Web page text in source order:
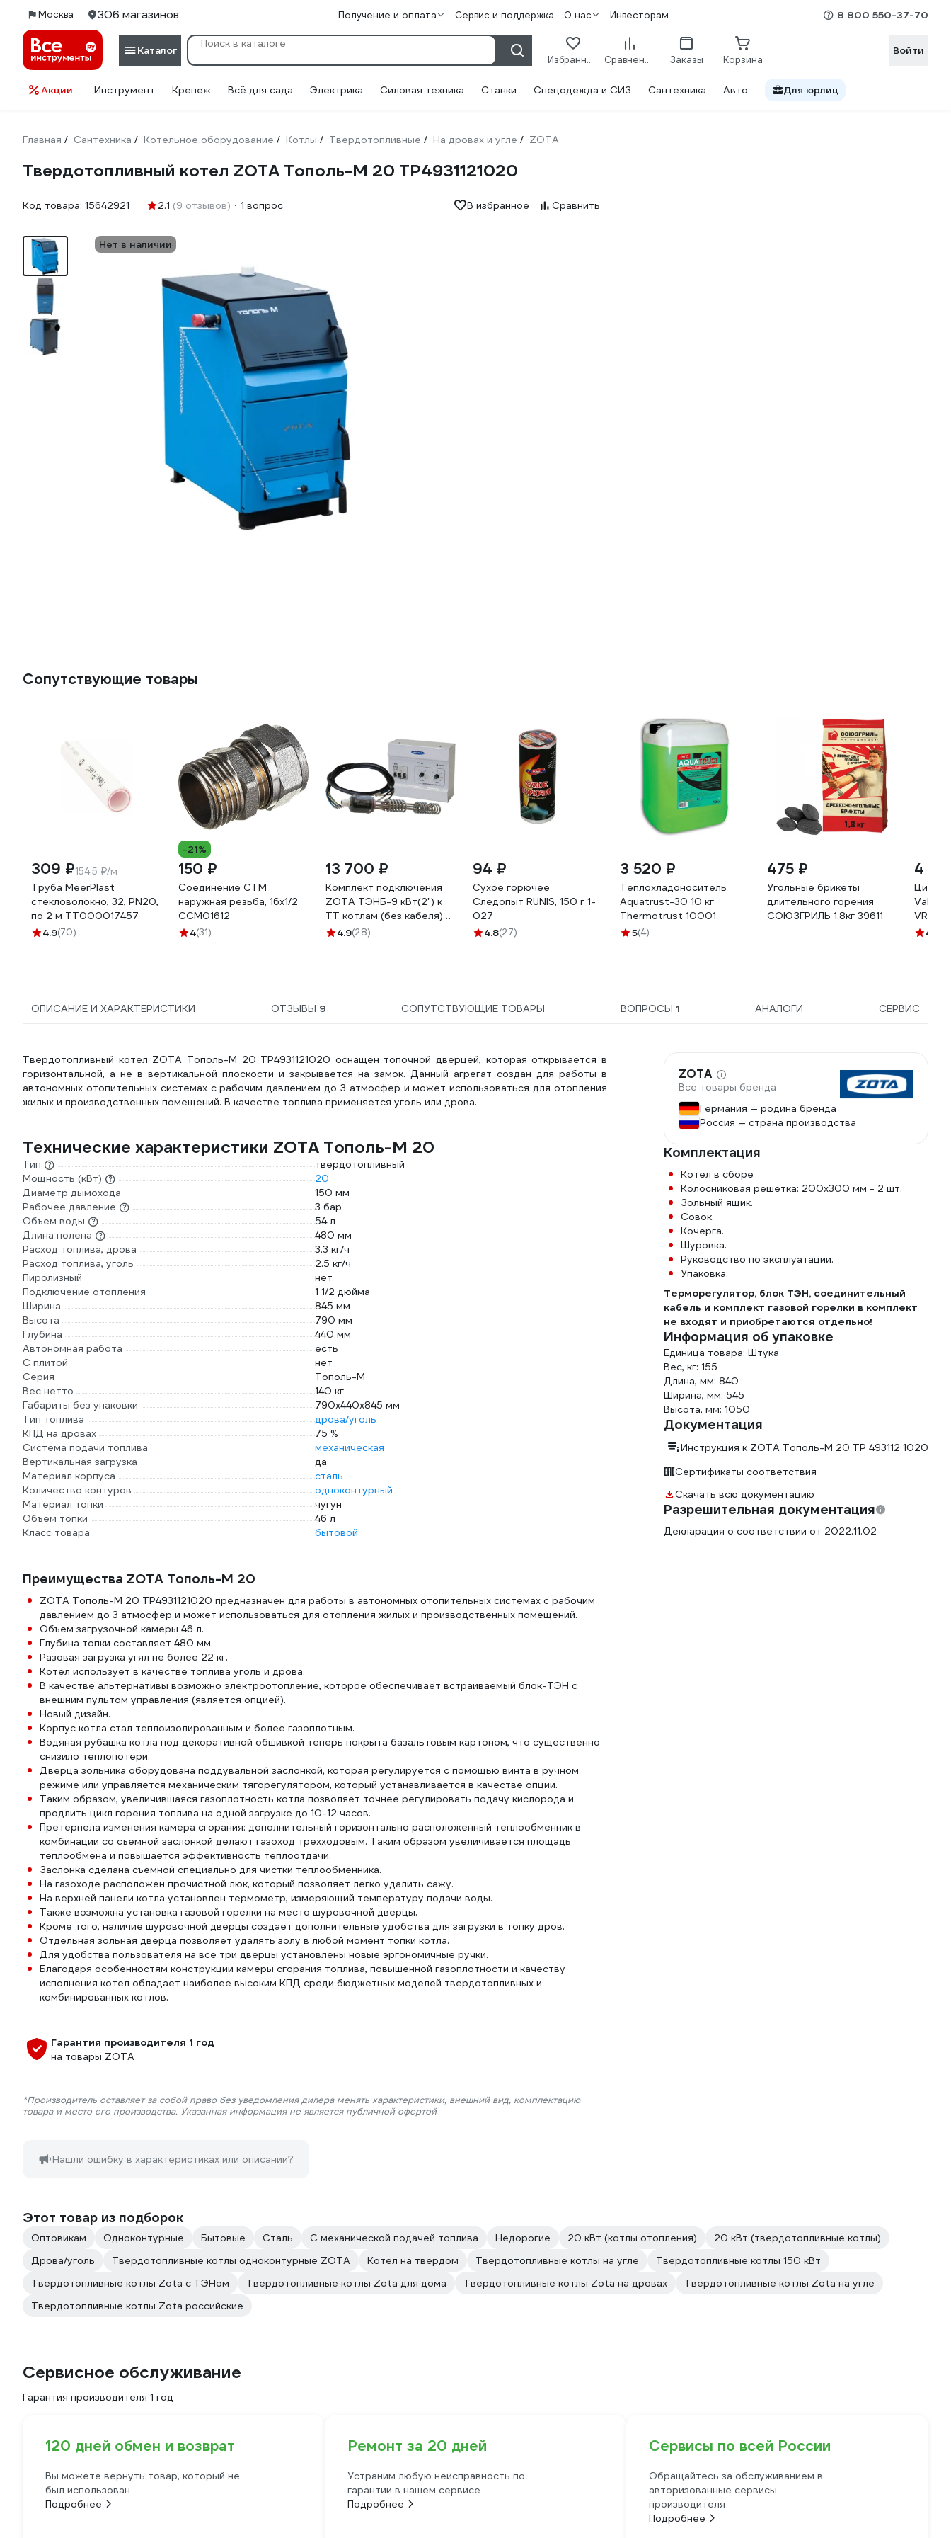
Москва 306 магазинов Получение и оплата Сервис и поддержка О нас Инвесторам 8 800 550-37-70
Каталог
Избранное Сравнение Заказы Корзина
Войти
Акции Инструмент Крепеж Всё для сада Электрика Силовая техника Станки Спецодежда и СИЗ Сантехника Авто Для юрлиц
Главная / Сантехника / Котельное оборудование / Котлы / Твердотопливные / На дровах и угле / ZOTA
Твердотопливный котел ZOTA Тополь-М 20 TP4931121020
Код товара: 15642921 2.1 (9 отзывов) 1 вопрос В избранное Сравнить
Нет в наличии
Сопутствующие товары
309 ₽154.5 ₽/м
Труба MeerPlast
стекловолокно, 32, PN20,
по 2 м ТТ000017457
4.9(70)
-21%
150 ₽
Соединение СТМ
наружная резьба, 16х1/2
CCM01612
4(31)
13 700 ₽
Комплект подключения
ZOTA ТЭНБ-9 кВт(2") к
ТТ котлам (без кабеля)
KT3443321009
4.9(28)
94 ₽
Сухое горючее
Следопыт RUNIS, 150 г 1-
027
4.8(27)
3 520 ₽
Теплохладоноситель
Aquatrust-30 10 кг
Thermotrust 10001
5(4)
475 ₽
Угольные брикеты
длительного горения
СОЮЗГРИЛЬ 1.8кг 39611
4
Valtec
4.3
ОПИСАНИЕ И ХАРАКТЕРИСТИКИ ОТЗЫВЫ 9 СОПУТСТВУЮЩИЕ ТОВАРЫ ВОПРОСЫ 1 АНАЛОГИ СЕРВИС
Твердотопливный котел ZOTA Тополь-М 20 TP4931121020 оснащен топочной дверцей, которая открывается в
горизонтальной, а не в вертикальной плоскости и закрывается на замок. Данный агрегат создан для работы в
автономных отопительных системах с рабочим давлением до 3 атмосфер и может использоваться для отопления
жилых и производственных помещений. В качестве топлива применяется уголь или дрова.
Технические характеристики ZOTA Тополь-М 20
Тип
твердотопливный
Мощность (кВт)
20
Диаметр дымохода
150 мм
Рабочее давление
3 бар
Объем воды
54 л
Длина полена
480 мм
Расход топлива, дрова
3.3 кг/ч
Расход топлива, уголь
2.5 кг/ч
Пиролизный
нет
Подключение отопления
1 1/2 дюйма
Ширина
845 мм
Высота
790 мм
Глубина
440 мм
Автономная работа
есть
С плитой
нет
Серия
Тополь-М
Вес нетто
140 кг
Габариты без упаковки
790х440х845 мм
Тип топлива
дрова/уголь
КПД на дровах
75 %
Система подачи топлива
механическая
Вертикальная загрузка
да
Материал корпуса
сталь
Количество контуров
одноконтурный
Материал топки
чугун
Объём топки
46 л
Класс товара
бытовой
Преимущества ZOTA Тополь-М 20
ZOTA Тополь-М 20 TP4931121020 предназначен для работы в автономных отопительных системах с рабочим
давлением до 3 атмосфер и может использоваться для отопления жилых и производственных помещений.
Объем загрузочной камеры 46 л.
Глубина топки составляет 480 мм.
Разовая загрузка угял не более 22 кг.
Котел использует в качестве топлива уголь и дрова.
В качестве альтернативы возможно электроотопление, которое обеспечивает встраиваемый блок-ТЭН с
внешним пультом управления (является опцией).
Новый дизайн.
Корпус котла стал теплоизолированным и более газоплотным.
Водяная рубашка котла под декоративной обшивкой теперь покрыта базальтовым картоном, что существенно
снизило теплопотери.
Дверца зольника оборудована поддувальной заслонкой, которая регулируется с помощью винта в ручном
режиме или управляется механическим тягорегулятором, который устанавливается в качестве опции.
Таким образом, увеличившаяся газоплотность котла позволяет точнее регулировать подачу кислорода и
продлить цикл горения топлива на одной загрузке до 10-12 часов.
Претерпела изменения камера сгорания: дополнительный горизонтально расположенный теплообменник в
комбинации со съемной заслонкой делают газоход трехходовым. Таким образом увеличивается площадь
теплообмена и повышается эффективность теплоотдачи.
Заслонка сделана съемной специально для чистки теплообменника.
На газоходе расположен прочистной люк, который позволяет легко удалить сажу.
На верхней панели котла установлен термометр, измеряющий температуру подачи воды.
Также возможна установка газовой горелки на место шуровочной дверцы.
Кроме того, наличие шуровочной дверцы создает дополнительные удобства для загрузки в топку дров.
Отдельная зольная дверца позволяет удалять золу в любой момент топки котла.
Для удобства пользователя на все три дверцы установлены новые эргономичные ручки.
Благодаря особенностям конструкции камеры сгорания топлива, повышенной газоплотности и качеству
исполнения котел обладает наиболее высоким КПД среди бюджетных моделей твердотопливных и
комбинированных котлов.
Гарантия производителя 1 год
на товары ZOTA
*Производитель оставляет за собой право без уведомления дилера менять характеристики, внешний вид, комплектацию
товара и место его производства. Указанная информация не является публичной офертой
Нашли ошибку в характеристиках или описании?
ZOTA
Все товары бренда
Германия — родина бренда
Россия — страна производства
Комплектация
Котел в сборе
Колосниковая решетка: 200х300 мм - 2 шт.
Зольный ящик.
Совок.
Кочерга.
Шуровка.
Руководство по эксплуатации.
Упаковка.
Терморегулятор, блок ТЭН, соединительный
кабель и комплект газовой горелки в комплект
не входят и приобретаются отдельно!
Информация об упаковке
Единица товара: Штука
Вес, кг: 155
Длина, мм: 840
Ширина, мм: 545
Высота, мм: 1050
Документация
Инструкция к ZOTA Тополь-М 20 TP 493112 1020
Сертификаты соответствия
Скачать всю документацию
Разрешительная документация
Декларация о соответствии от 2022.11.02
Этот товар из подборок
Оптовикам Одноконтурные Бытовые Сталь С механической подачей топлива Недорогие 20 кВт (котлы отопления)
20 кВт (твердотопливные котлы)
Дрова/уголь
Твердотопливные котлы одноконтурные ZOTA Котел на твердом Твердотопливные котлы на угле
Твердотопливные котлы 150 кВт
Твердотопливные котлы Zota с ТЭНом
Твердотопливные котлы Zota для дома Твердотопливные котлы Zota на дровах
Твердотопливные котлы Zota на угле
Твердотопливные котлы Zota российские
Сервисное обслуживание
Гарантия производителя 1 год
120 дней обмен и возврат
Вы можете вернуть товар, который не
был использован
Подробнее
Ремонт за 20 дней
Устраним любую неисправность по
гарантии в нашем сервисе
Подробнее
Сервисы по всей России
Обращайтесь за обслуживанием в
авторизованные сервисы
производителя
Подробнее